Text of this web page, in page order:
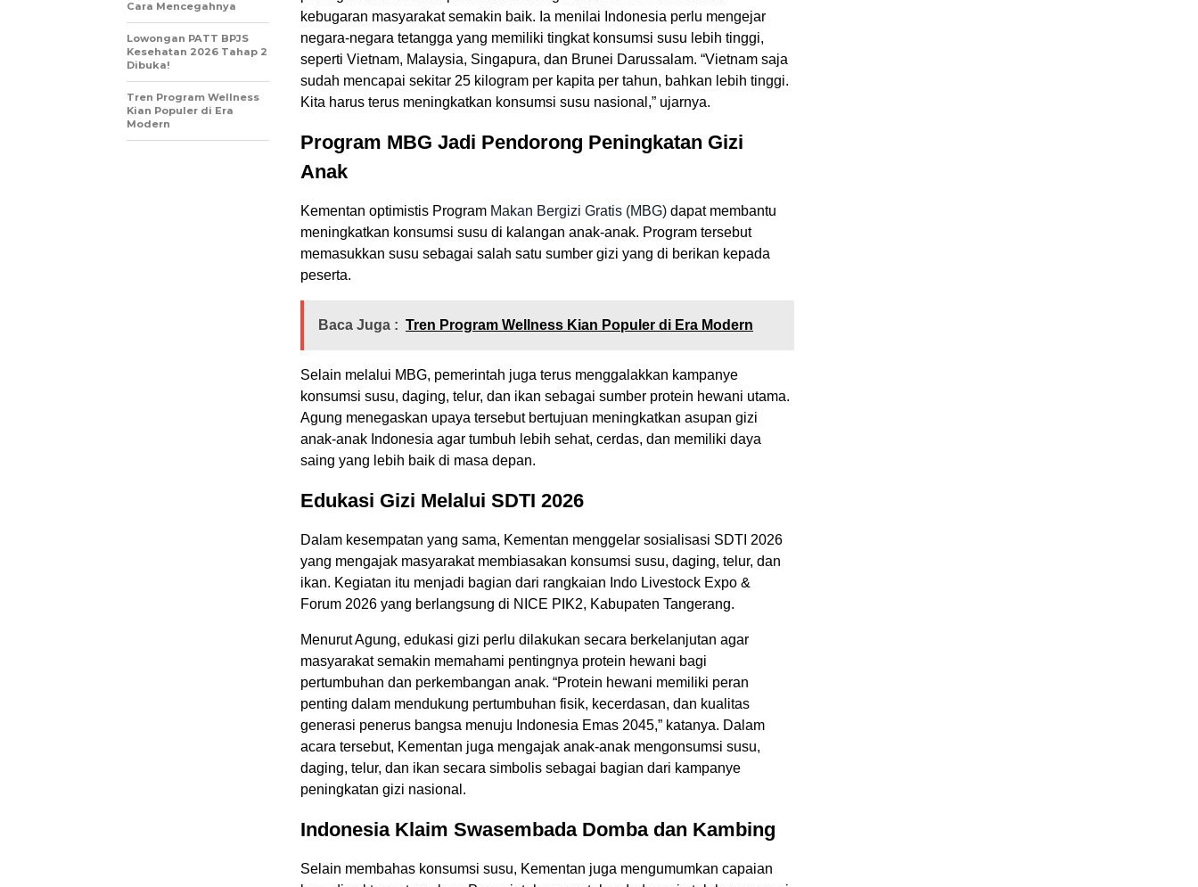
kebugaran masyarakat semakin baik. Ia menilai Indonesia perlu mengejar
negara-negara tetangga yang memiliki tingkat konsumsi susu lebih tinggi,
seperti Vietnam, Malaysia, Singapura, dan Brunei Darussalam. “Vietnam saja
sudah mencapai sekitar 25 kilogram per kapita per tahun, bahkan lebih tinggi.
Kita harus terus meningkatkan konsumsi susu nasional,” ujarnya.
Program MBG Jadi Pendorong Peningkatan Gizi
Anak
Kementan optimistis Program Makan Bergizi Gratis (MBG) dapat membantu
meningkatkan konsumsi susu di kalangan anak-anak. Program tersebut
memasukkan susu sebagai salah satu sumber gizi yang di berikan kepada
peserta.
Baca Juga : Tren Program Wellness Kian Populer di Era Modern
Selain melalui MBG, pemerintah juga terus menggalakkan kampanye
konsumsi susu, daging, telur, dan ikan sebagai sumber protein hewani utama.
Agung menegaskan upaya tersebut bertujuan meningkatkan asupan gizi
anak-anak Indonesia agar tumbuh lebih sehat, cerdas, dan memiliki daya
saing yang lebih baik di masa depan.
Edukasi Gizi Melalui SDTI 2026
Dalam kesempatan yang sama, Kementan menggelar sosialisasi SDTI 2026
yang mengajak masyarakat membiasakan konsumsi susu, daging, telur, dan
ikan. Kegiatan itu menjadi bagian dari rangkaian Indo Livestock Expo &
Forum 2026 yang berlangsung di NICE PIK2, Kabupaten Tangerang.
Menurut Agung, edukasi gizi perlu dilakukan secara berkelanjutan agar
masyarakat semakin memahami pentingnya protein hewani bagi
pertumbuhan dan perkembangan anak. “Protein hewani memiliki peran
penting dalam mendukung pertumbuhan fisik, kecerdasan, dan kualitas
generasi penerus bangsa menuju Indonesia Emas 2045,” katanya. Dalam
acara tersebut, Kementan juga mengajak anak-anak mengonsumsi susu,
daging, telur, dan ikan secara simbolis sebagai bagian dari kampanye
peningkatan gizi nasional.
Indonesia Klaim Swasembada Domba dan Kambing
Selain membahas konsumsi susu, Kementan juga mengumumkan capaian
Cara Mencegahnya
Lowongan PATT BPJS
Kesehatan 2026 Tahap 2
Dibuka!
Tren Program Wellness
Kian Populer di Era
Modern